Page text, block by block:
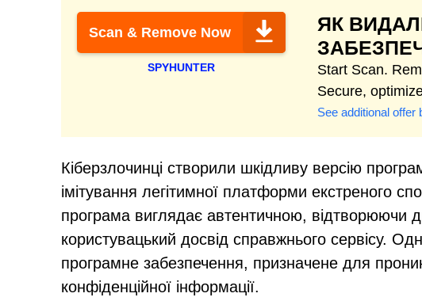
Scan & Remove Now
SPYHUNTER
ЯК
Start Scan.
Secure,
See additional offer
Кіберзлочинці створили шкідливу версію
імітування легітимної платформи екстреного
програма виглядає автентичною, відтворюючи
користувацький досвід справжнього сервісу.
програмне забезпечення, призначене для
конфіденційної інформації.